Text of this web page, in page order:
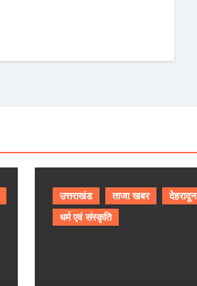
उत्तराखंड ताजा खबर
देहरादून
धर्म एवं संस्कृति